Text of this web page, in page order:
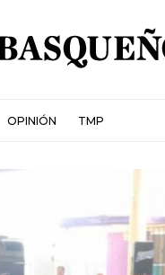
OPINIÓN TMP